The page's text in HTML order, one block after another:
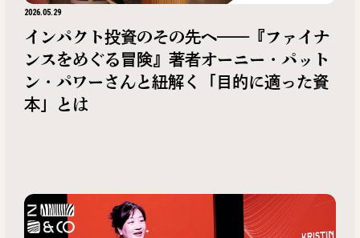
2026.05.29
インパクト投資のその先へ——『ファイナ
ンスをめぐる冒険』著者オーニー・パット
ン・パワーさんと紐解く「目的に適った資
本」とは